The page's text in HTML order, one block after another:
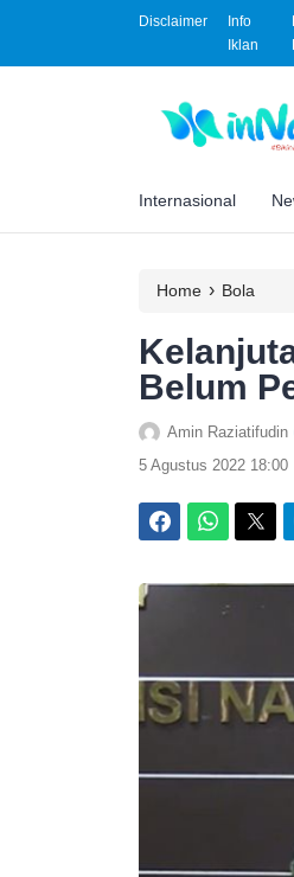
Disclaimer
Info
Iklan
Internasional
Home › Bola
Belum
Amin Raziatifudin
5 Agustus 2022 18:00